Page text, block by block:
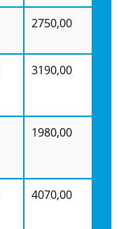
2750,00
3190,00
1980,00
4070,00